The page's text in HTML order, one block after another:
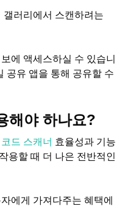
러리에서 스캔하려는
에 액세스하실 수 있습니
공유 앱을 통해 공유할 수
해야 하나요?
드 스캐너 효율성과 기능
용할 때 더 나은 전반적인
에게 가져다주는 혜택에